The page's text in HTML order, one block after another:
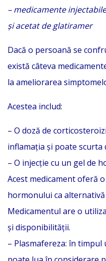
– medicamente
și acetat de glatiramer
Dacă o persoană se
există câteva
la ameliorarea
Acestea includ:
– O doză de
inflamația și poate scurta
– O injecție cu un gel de
Acest medicament oferă
hormonului ca
Medicamentul are o
și disponibilității.
– Plasmafereza: în timpul